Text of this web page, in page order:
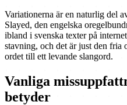
Variationerna är en naturlig del
Slayed, den engelska
ibland i svenska texter på
stavning, och det är just den fria
ordet till ett levande slangord.
Vanliga
betyder